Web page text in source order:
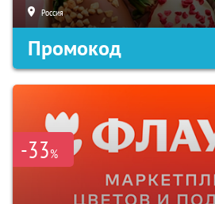
Россия
Промокод
-33%